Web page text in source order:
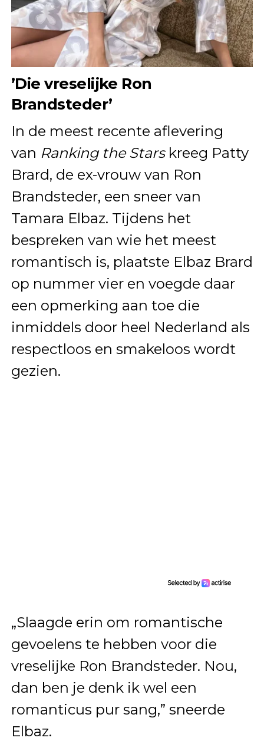
’Die vreselijke Ron
Brandsteder’
In de meest recente aflevering
van Ranking the Starskreeg Patty
Brard, de ex-vrouw van Ron
Brandsteder, een sneer van
Tamara Elbaz. Tijdens het
bespreken van wie het meest
romantisch is, plaatste Elbaz Brard
op nummer vier en voegde daar
een opmerking aan toe die
inmiddels door heel Nederland als
respectloos en smakeloos wordt
gezien.
„Slaagde erin om romantische
gevoelens te hebben voor die
vreselijke Ron Brandsteder. Nou,
dan ben je denk ik wel een
romanticus pur sang,” sneerde
Elbaz.